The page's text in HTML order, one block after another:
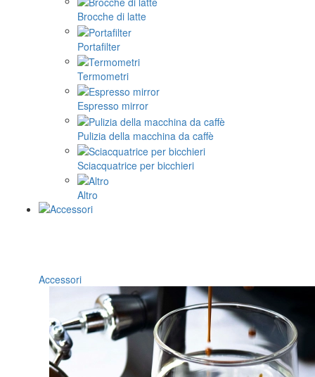
Brocche di latte
Portafilter
Termometri
Espresso mirror
Pulizia della macchina da caffè
Sciacquatrice per bicchieri
Altro
Accessori